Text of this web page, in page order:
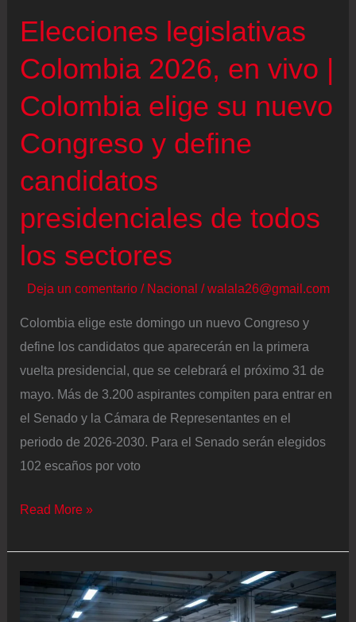
en
la
de
escrutinio
tras
las
elecciones
Elecciones legislativas
Colombia 2026, en vivo |
Colombia elige su nuevo
Congreso y define
candidatos
presidenciales de todos
los sectores
Deja un comentario / Nacional /walala26@gmail.com
Colombia elige este domingo un nuevo Congreso y
define los candidatos que aparecerán en la primera
vuelta presidencial, que se celebrará el próximo 31 de
mayo. Más de 3.200 aspirantes compiten para entrar en
el Senado y la Cámara de Representantes en el
periodo de 2026-2030. Para el Senado serán elegidos
102 escaños por voto
Elecciones
Colombia
Read More »